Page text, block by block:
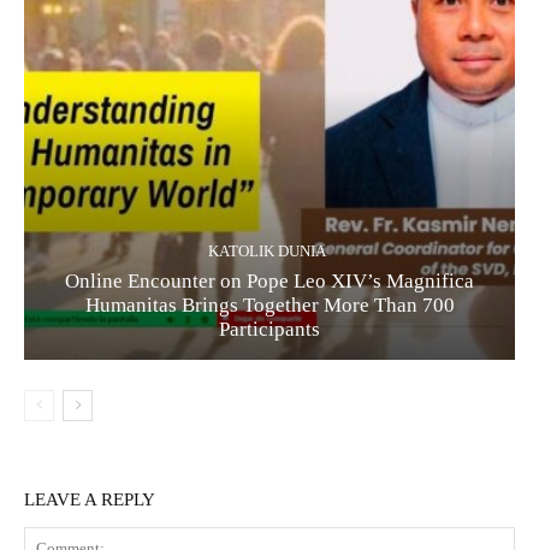
KATOLIK DUNIA
Online Encounter on Pope Leo XIV’s Magnifica
Humanitas Brings Together More Than 700
Participants
LEAVE A REPLY